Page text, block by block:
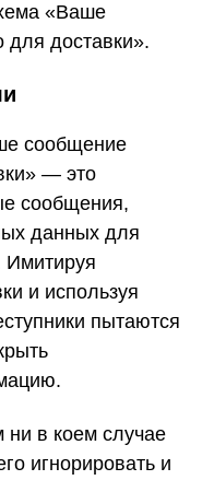
«Ваше
доставки».
сообщение
— это
сообщения,
данных для
Имитируя
и используя
пытаются
в коем случае
игнорировать и